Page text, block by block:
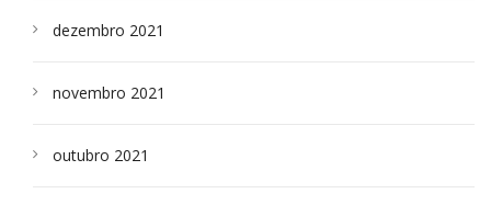
dezembro 2021
novembro 2021
outubro 2021